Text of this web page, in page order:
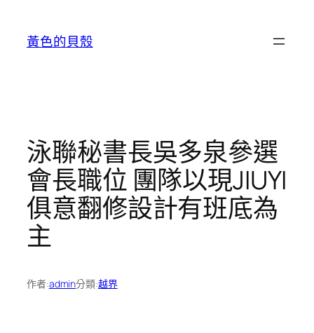
黃色的貝殼
泳聯秘書長吳多泉參選
會長職位 團隊以現JIUYI
俱意翻修設計有班底為
主
作者:admin分類:越界